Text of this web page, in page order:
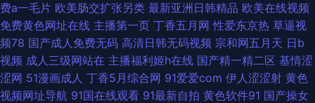
子在线 超碰这里只有精品 麻豆avtt99 婷婷六月海角社区 91美女在线 超碰官
网 国产线路一区进入 免费91网站 色悠悠香蕉 91抖淫 超碰人人91 黄色短片
免费 超碰91社区 玖玖爽A 午夜剧场超碰 91五月天超碰 福利合集92午夜 麻豆
费a一毛片 欧美肠交扩张另类 最新亚洲日韩精品 欧美在线视频
免费黄色网址在线 主播第一页 丁香五月网 性爱东京热 草逼视
频78 国产成人免费无码 高清日韩无码视频 宗和网五月天 日b
视频 成人三级网站在 主播福利姬h在线 国产精一精二区 基情涩
涩网 51漫画成人 丁香5月综合网 91爱爱com 伊人涩涩射 黄色
视频网址导航 91国在线观看 91最新自拍 黄色软件91 国产操女